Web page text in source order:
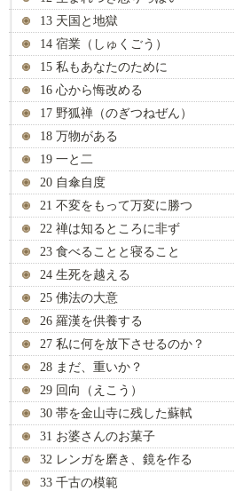
13 天国と地獄
14 宿業（しゅくごう）
15 私もあなたのために
16 心から悔改める
17 野狐禅（のぎつねぜん）
18 万物がある
19 一と二
20 自傘自度
21 不変をもって万変に勝つ
22 禅は知るところに非ず
23 食べることと寝ること
24 生死を越える
25 佛法の大意
26 羅漢を供養する
27 私に何を放下させるのか？
28 まだ、重いか？
29 回向（えこう）
30 帯を金山寺に残した蘇軾
31 お婆さんのお菓子
32 レンガを磨き、鏡を作る
33 千古の模範